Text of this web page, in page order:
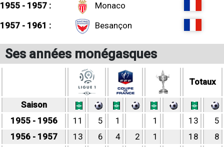
1955 - 1957 :
Monaco
1957 - 1961 :
Besançon
Ses années monégasques
Totaux
Saison
1955 - 1956
11 5 1 1 13
5
1956 - 1957
13 6 4 2 1 18
8